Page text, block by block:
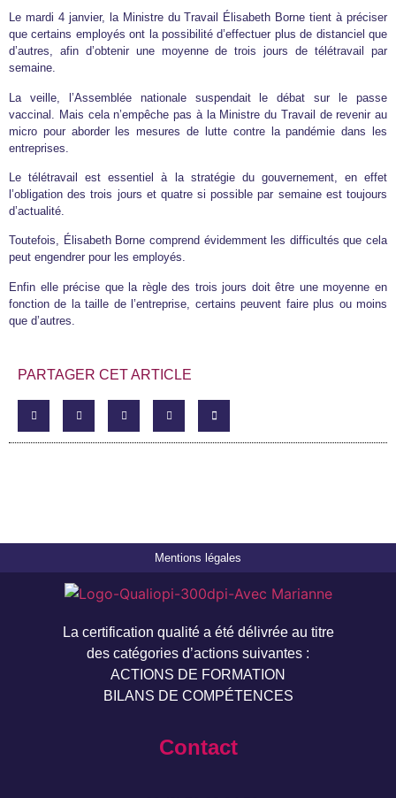
Le mardi 4 janvier, la Ministre du Travail Élisabeth Borne tient à préciser
que certains employés ont la possibilité d’effectuer plus de distanciel que
d’autres, afin d’obtenir une moyenne de trois jours de télétravail par
semaine.
La veille, l’Assemblée nationale suspendait le débat sur le passe
vaccinal. Mais cela n’empêche pas à la Ministre du Travail de revenir au
micro pour aborder les mesures de lutte contre la pandémie dans les
entreprises.
Le télétravail est essentiel à la stratégie du gouvernement, en effet
l’obligation des trois jours et quatre si possible par semaine est toujours
d’actualité.
Toutefois, Élisabeth Borne comprend évidemment les difficultés que cela
peut engendrer pour les employés.
Enfin elle précise que la règle des trois jours doit être une moyenne en
fonction de la taille de l’entreprise, certains peuvent faire plus ou moins
que d’autres.
PARTAGER CET ARTICLE
Mentions légales
La certification qualité a été délivrée au titre
des catégories d’actions suivantes :
ACTIONS DE FORMATION
BILANS DE COMPÉTENCES
Contact